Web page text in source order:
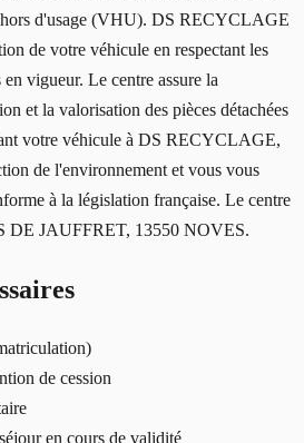
hors d'usage (VHU). DS RECYCLAGE
de votre véhicule en respectant les
vigueur. Le centre assure la
et la valorisation des pièces détachées
votre véhicule à DS RECYCLAGE,
de l'environnement et vous vous
à la législation française. Le centre
DE JAUFFRET, 13550 NOVES.
de cession
en cours de validité